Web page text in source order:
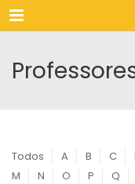
Menu
Todos A B C
M
N O P Q